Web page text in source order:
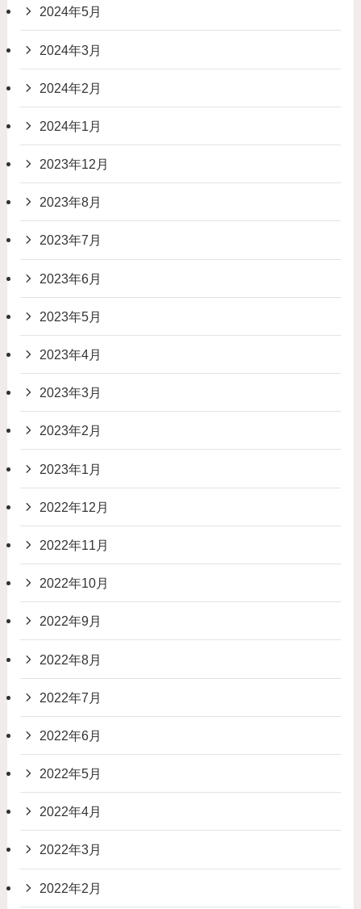
2024年5月
2024年3月
2024年2月
2024年1月
2023年12月
2023年8月
2023年7月
2023年6月
2023年5月
2023年4月
2023年3月
2023年2月
2023年1月
2022年12月
2022年11月
2022年10月
2022年9月
2022年8月
2022年7月
2022年6月
2022年5月
2022年4月
2022年3月
2022年2月